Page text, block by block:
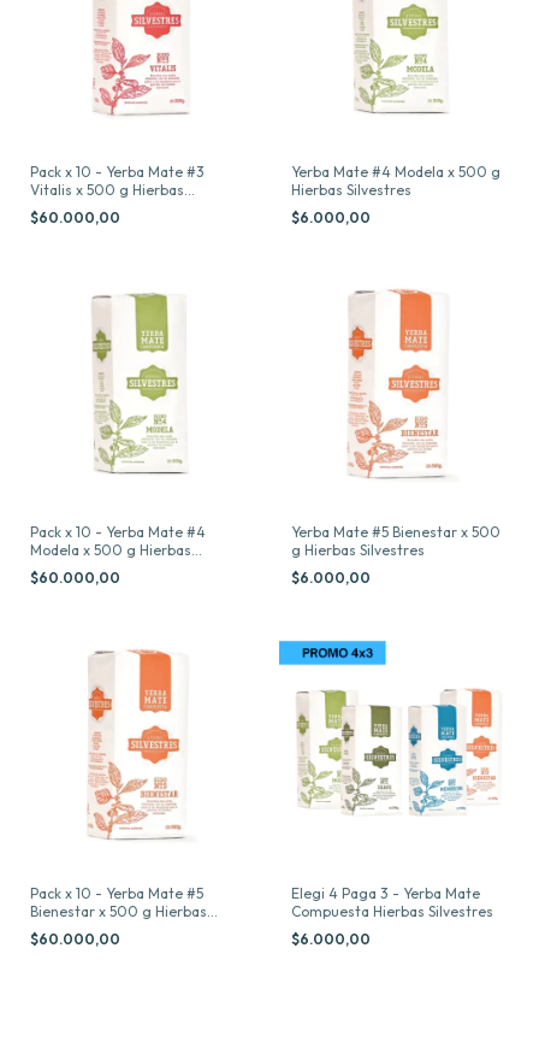
Pack x 10 - Yerba Mate #3
Vitalis x 500 g Hierbas
Silvestres
$60.000,00
Yerba Mate #4 Modela x 500 g
Hierbas Silvestres
$6.000,00
Pack x 10 - Yerba Mate #4
Modela x 500 g Hierbas
Silvestres
$60.000,00
Yerba Mate #5 Bienestar x 500
g Hierbas Silvestres
$6.000,00
Pack x 10 - Yerba Mate #5
Bienestar x 500 g Hierbas
Silvestres
$60.000,00
Elegi 4 Paga 3 - Yerba Mate
Compuesta Hierbas Silvestres
$6.000,00